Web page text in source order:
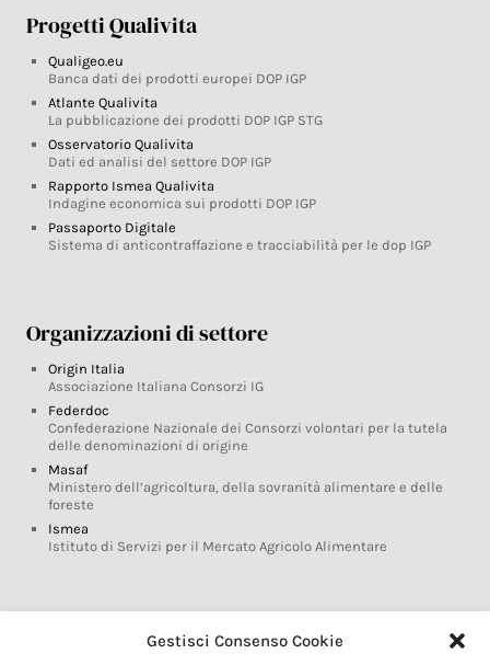
Gestisci Consenso Cookie
Progetti Qualivita
Qualigeo.eu
Banca dati dei prodotti europei DOP IGP
Atlante Qualivita
La pubblicazione dei prodotti DOP IGP STG
Osservatorio Qualivita
Dati ed analisi del settore DOP IGP
Rapporto Ismea Qualivita
Indagine economica sui prodotti DOP IGP
Passaporto Digitale
Sistema di anticontraffazione e tracciabilità per le dop IGP
Organizzazioni di settore
Origin Italia
Associazione Italiana Consorzi IG
Federdoc
Confederazione Nazionale dei Consorzi volontari per la tutela
delle denominazioni di origine
Masaf
Ministero dell’agricoltura, della sovranità alimentare e delle
foreste
Ismea
Istituto di Servizi per il Mercato Agricolo Alimentare
Glossario DOP IGP